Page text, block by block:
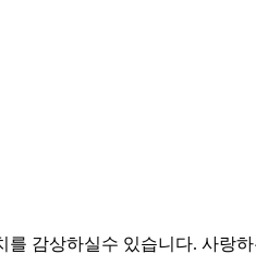
감상하실수 있습니다. 사랑